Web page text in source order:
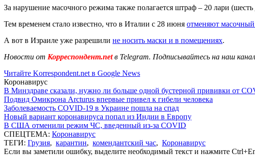
За нарушение масочного режима также полагается штраф – 20 лари (шесть
Тем временем стало известно, что в Италии с 28 июня отменяют
А вот в Израиле уже разрешили не носить маски и в помещениях.
Новости от Корреспондент.netв Telegram. Подписывайтесь на наш канал
Читайте Korrespondent.net в Google News
Коронавирус
В Минздраве сказали, нужно ли больше одной бустерной прививки от
Подвид Омикрона Arcturus впервые привел к гибели человека
Заболеваемость COVID-19 в Украине пошла на спад
Новый вариант коронавируса попал из Индии в Европу
В США отменили режим ЧС, введенный из-за COVID
СПЕЦТЕМА: Коронавирус
ТЕГИ: Грузия, карантин, комендантский час, Коронавирус
Если вы заметили ошибку, выделите необходимый текст и нажмите